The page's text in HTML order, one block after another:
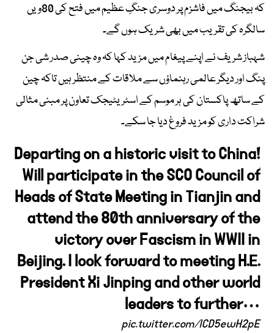
کہ بیجنگ میں فاشزم پر دوسری جنگِ عظیم میں فتح کی 80ویں
سالگرہ کی تقریب میں بھی شریک ہوں گے۔
شہباز شریف نے اپنے پیغام میں مزید کہا کہ وہ چینی صدر شی جن
پنگ اور دیگر عالمی رہنماؤں سے ملاقات کے منتظر ہیں تاکہ چین
کے ساتھ پاکستان کی ہر موسم کے اسٹریٹیجک تعاون پر مبنی مثالی
شراکت داری کو مزید فروغ دیا جا سکے۔
Departing on a historic visit to China!
Will participate in the SCO Council of
Heads of State Meeting in Tianjin and
attend the 80th anniversary of the
victory over Fascism in WWII in
Beijing. I look forward to meeting H.E.
President Xi Jinping and other world
leaders to further…
pic.twitter.com/lCD5ewH2pE